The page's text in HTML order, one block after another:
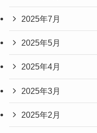
2025年7月
2025年5月
2025年4月
2025年3月
2025年2月